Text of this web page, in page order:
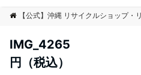
【公式】沖縄 リサイクルショップ
IMG_4265
円（税込）